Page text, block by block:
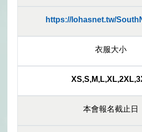
https://lohasnet.tw/
衣服大小
本會報名截止日